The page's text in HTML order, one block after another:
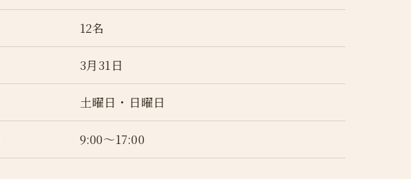
12名
3月31日
土曜日・日曜日
9:00～17:00